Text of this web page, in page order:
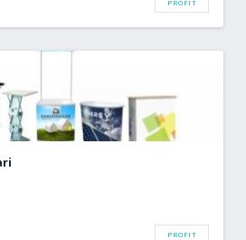
PROFIT
PROFIT